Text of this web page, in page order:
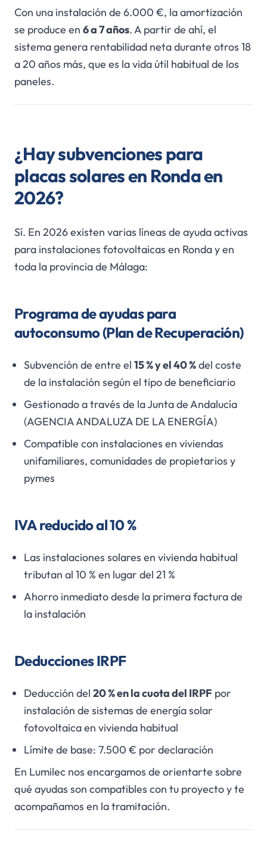
Con una instalación de 6.000 €, la amortización
se produce en 6 a 7 años. A partir de ahí, el
sistema genera rentabilidad neta durante otros 18
a 20 años más, que es la vida útil habitual de los
paneles.
¿Hay subvenciones para
placas solares en Ronda en
2026?
Sí. En 2026 existen varias líneas de ayuda activas
para instalaciones fotovoltaicas en Ronda y en
toda la provincia de Málaga:
Programa de ayudas para
autoconsumo (Plan de Recuperación)
Subvención de entre el 15 % y el 40 %del coste
de la instalación según el tipo de beneficiario
Gestionado a través de la Junta de Andalucía
(AGENCIA ANDALUZA DE LA ENERGÍA)
Compatible con instalaciones en viviendas
unifamiliares, comunidades de propietarios y
pymes
IVA reducido al 10 %
Las instalaciones solares en vivienda habitual
tributan al 10 % en lugar del 21 %
Ahorro inmediato desde la primera factura de
la instalación
Deducciones IRPF
Deducción del 20 % en la cuota del IRPF por
instalación de sistemas de energía solar
fotovoltaica en vivienda habitual
Límite de base: 7.500 € por declaración
En Lumilec nos encargamos de orientarte sobre
qué ayudas son compatibles con tu proyecto y te
acompañamos en la tramitación.